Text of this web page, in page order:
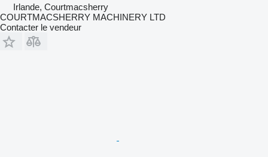
Irlande, Courtmacsherry
COURTMACSHERRY MACHINERY LTD
Contacter le vendeur